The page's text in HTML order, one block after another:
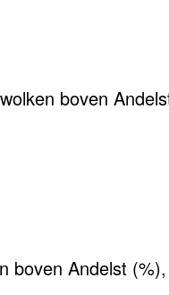
boven
boven Andelst